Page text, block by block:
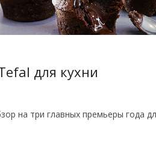
для кухни
на три главных премьеры года